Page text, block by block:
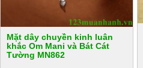
Mặt dây chuyền kinh luân
khắc Om Mani và Bát Cát
Tường MN862